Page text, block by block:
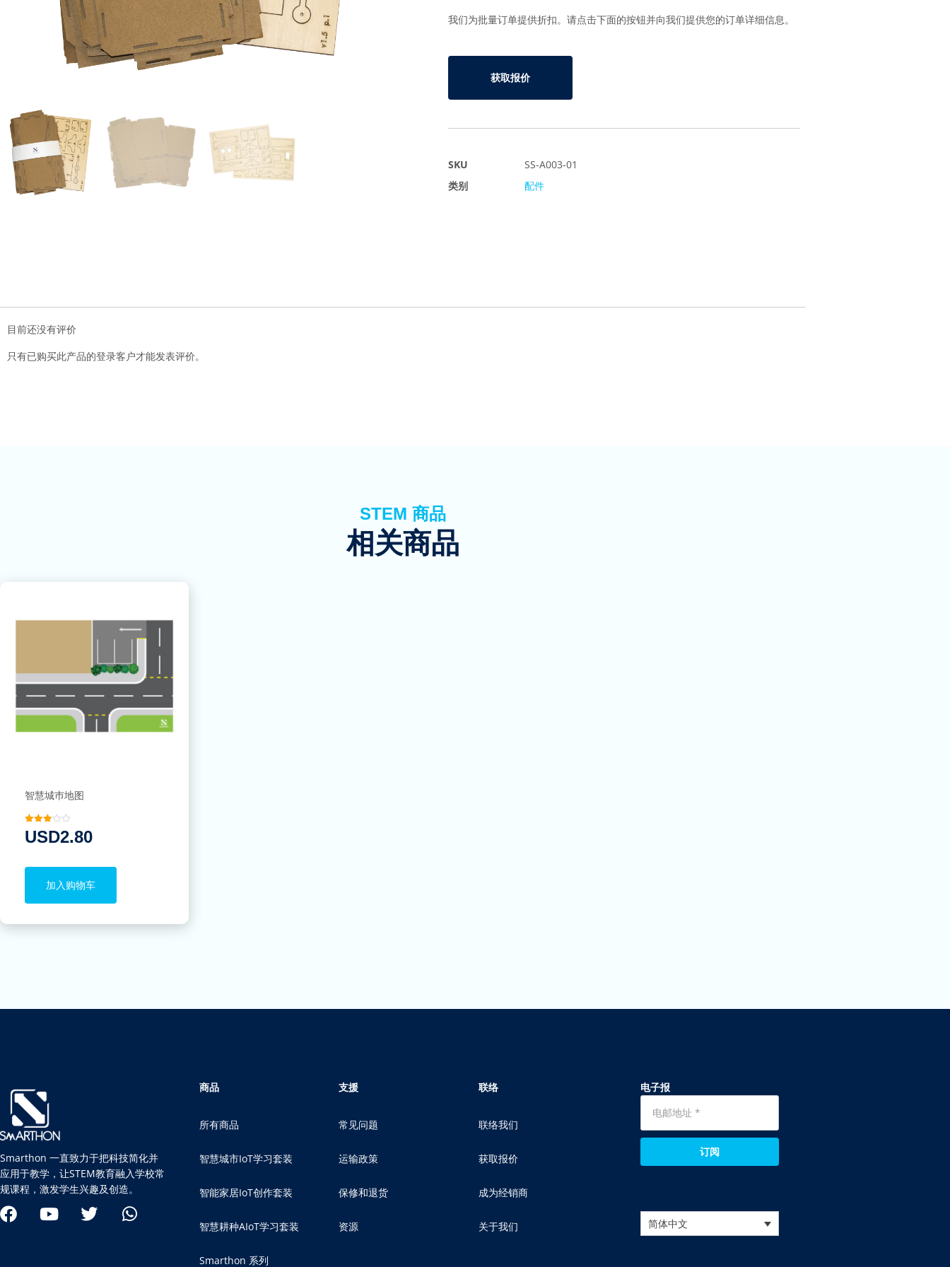
我们为批量订单提供折扣。请点击下面的按钮并向我们提供您的订单详细信息。
获取报价
SKU
SS-A003-01
类别
配件
目前还没有评价
只有已购买此产品的登录客户才能发表评价。
STEM 商品
相关商品
智慧城巿地图
评分
3.00
USD2.80
加入购物车
Smarthon 一直致力于把科技简化并
应用于教学，让STEM教育融入学校常
规课程，激发学生兴趣及创造。
商品
所有商品
智慧城市IoT学习套装
智能家居IoT创作套装
智慧耕种AIoT学习套装
Smarthon 系列
支援
常见问题
运输政策
保修和退货
资源
联络
联络我们
获取报价
成为经销商
关于我们
电子报
订阅
简体中文